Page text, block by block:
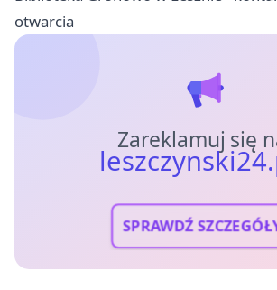
otwarcia
Zareklamuj się
SPRAWDŹ